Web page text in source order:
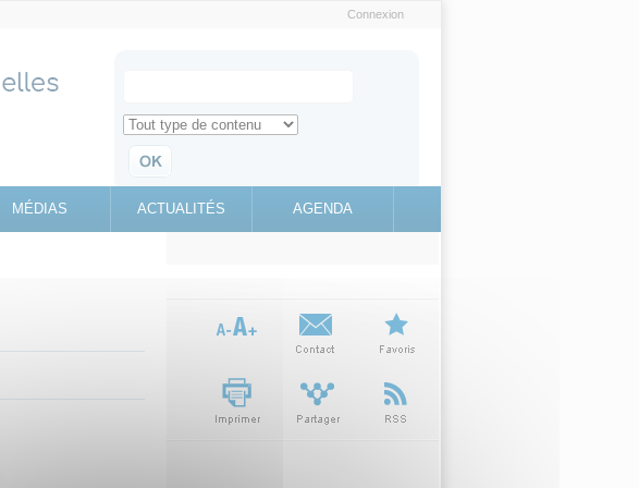
Connexion
Search for
Retrouvez toute l'information sur le site education.gouv.fr
MÉDIAS ACTUALITÉS AGENDA